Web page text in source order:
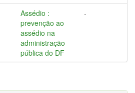
Assédio :
prevenção ao
assédio na
administração
pública do DF
-